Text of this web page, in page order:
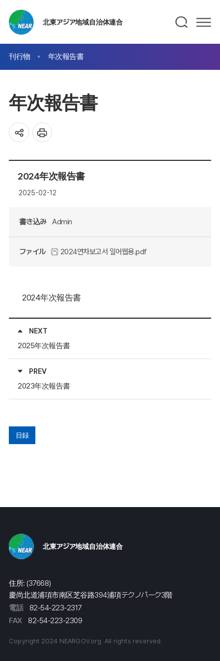
北東アジア地域自治体連合
刊行物 年次報告書
年次報告書
2024年次報告書
2025-02-12
書き込み Admin
ファイル 2024연차보고서 일어웹용.pdf
2024年次報告書
NEXT
2025年次報告書
PREV
2023年次報告書
目録
北東アジア地域自治体連合
住所: (37668)
慶尚北道浦項市南区芝谷路394浦項テクノパーク3階
電話
82-54-223-2317
FAX
82-54-223-2309
Copyright 2024 NEARGOV.org. All rights reserved.